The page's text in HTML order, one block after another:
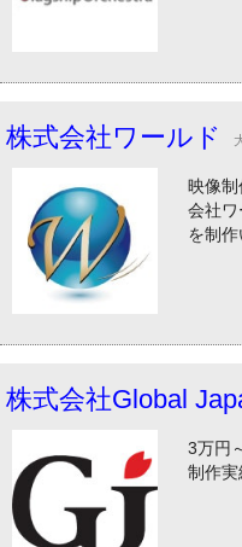
株式会社ワールド
映像
会社
を制作
株式会社Global
3万円
制作